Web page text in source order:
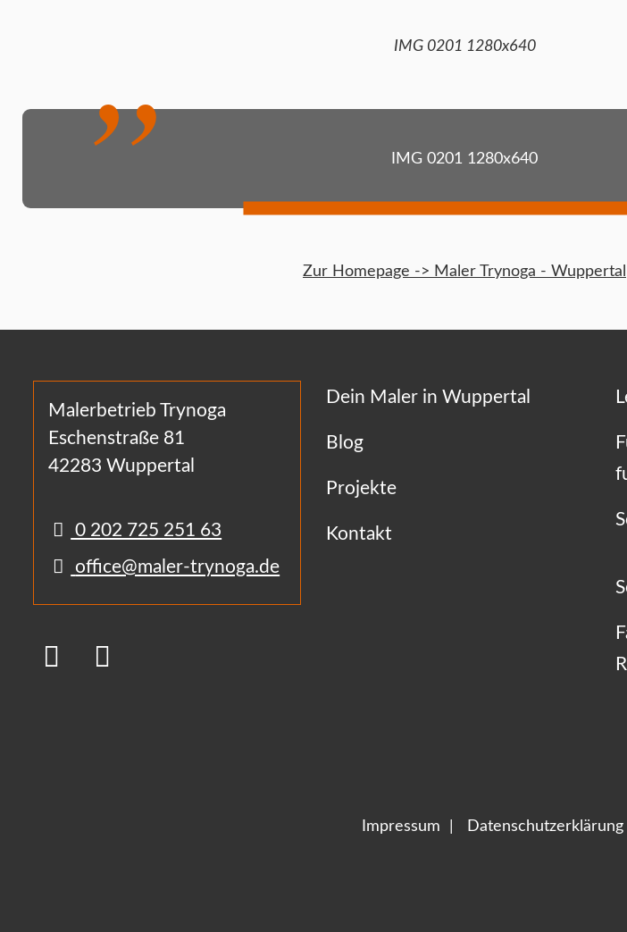
IMG 0201 1280x640
IMG 0201 1280x640
Zur Homepage -> Maler Trynoga - Wuppertal
Malerbetrieb Trynoga
Eschenstraße 81
42283 Wuppertal
0 202 725 251 63
office@maler-trynoga.de
Dein Maler in Wuppertal
Blog
Projekte
Kontakt
Impressum Datenschutzerklärung